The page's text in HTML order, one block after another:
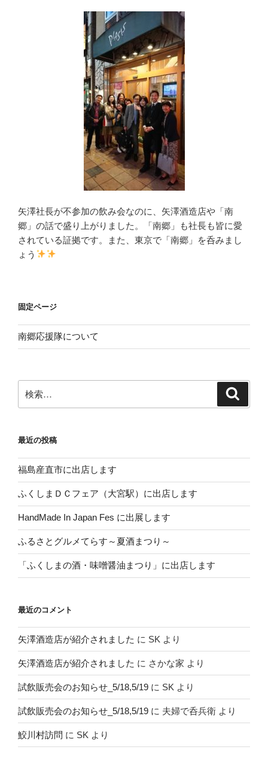
矢澤社長が不参加の飲み会なのに、矢澤酒造店や「南
郷」の話で盛り上がりました。「南郷」も社長も皆に愛
されている証拠です。また、東京で「南郷」を呑みまし
ょう
固定ページ
南郷応援隊について
索:
最近の投稿
福島産直市に出店します
ふくしまＤＣフェア（大宮駅）に出店します
HandMade In Japan Fes に出展します
ふるさとグルメてらす～夏酒まつり～
「ふくしまの酒・味噌醤油まつり」に出店します
最近のコメント
矢澤酒造店が紹介されました に SK より
矢澤酒造店が紹介されました に さかな家 より
試飲販売会のお知らせ_5/18,5/19 に SK より
試飲販売会のお知らせ_5/18,5/19 に 夫婦で呑兵衛 より
鮫川村訪問 に SK より